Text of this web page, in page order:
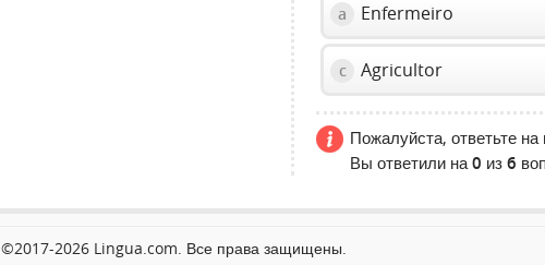
a Enfermeiro
c Agricultor
Пожалуйста, ответьте
Вы ответили на0 из6
©2017-2026 Lingua.com. Все права защищены.